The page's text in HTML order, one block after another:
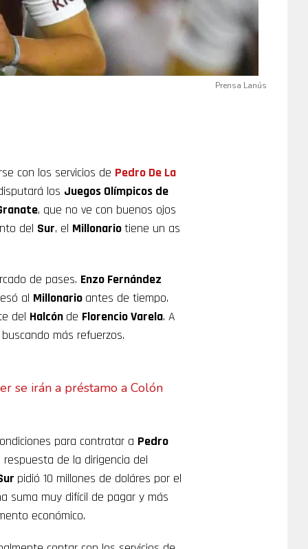
Prensa Lanús
con los servicios de Pedro De La
los Juegos Olímpicos de
, que no ve con buenos ojos
del Sur, el Millonariotiene un as
de pases. Enzo Fernández
al Millonario antes de tiempo.
del Halcón de Florencio Varela. A
más refuerzos.
se irán a préstamo a Colón
para contratar a Pedro
de la dirigencia del
pidió 10 millones de doláres por el
suma muy difícil de pagar y más
económico.